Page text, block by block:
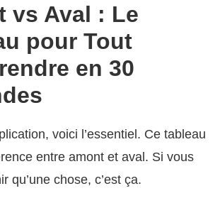
vs Aval : Le
pour Tout
en 30
voici l’essentiel. Ce tableau
entre amont et aval. Si vous
qu’une chose, c’est ça.